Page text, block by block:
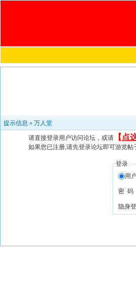
提示信息 » 万人堂
请直接登录用户访问论坛，或请 【 点
如果您已注册,请先登录论坛即可游览帖
登录
用
密 码
隐身